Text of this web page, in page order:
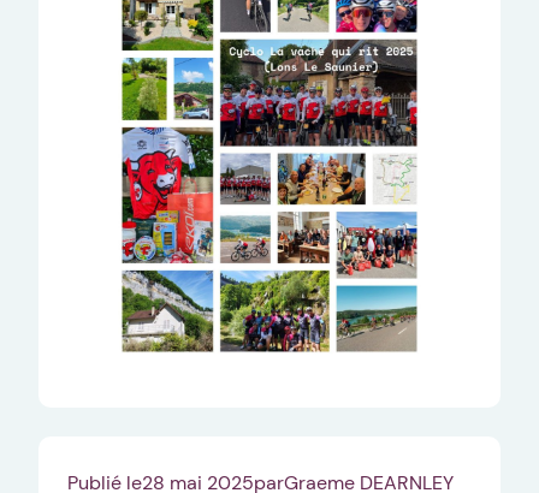
Publié le28 mai 2025parGraeme DEARNLEY